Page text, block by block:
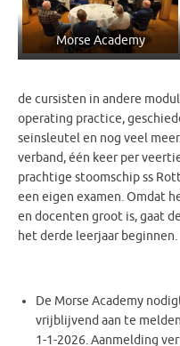
Morse Academy
de cursisten in andere
operating practice,
seinsleutel en nog veel
verband, één keer per
prachtige stoomschip ss
een eigen examen. Omdat
en docenten groot is, gaat
het derde leerjaar beginnen.
De Morse Academy
vrijblijvend aan te
1-1-2026. Aanmelding